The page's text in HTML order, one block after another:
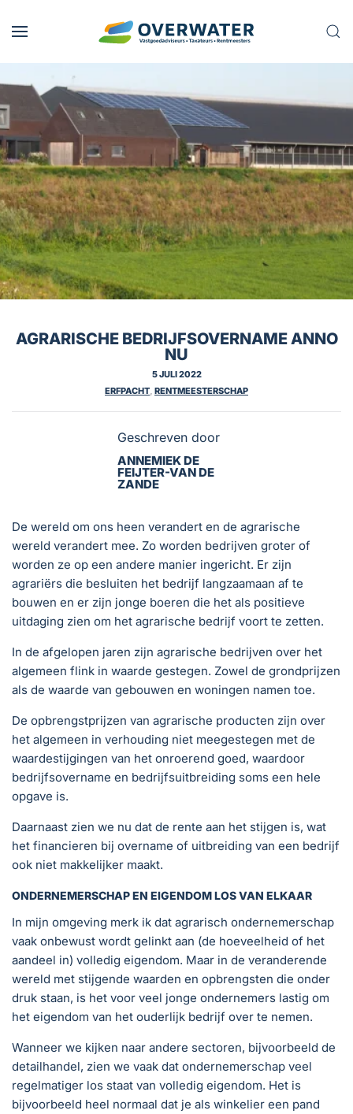
Skip to main content
AGRARISCHE BEDRIJFSOVERNAME ANNO
NU
5 JULI 2022
ERFPACHT, RENTMEESTERSCHAP
Geschreven door
ANNEMIEK DE
FEIJTER-VAN DE
ZANDE
De wereld om ons heen verandert en de agrarische
wereld verandert mee. Zo worden bedrijven groter of
worden ze op een andere manier ingericht. Er zijn
agrariërs die besluiten het bedrijf langzaamaan af te
bouwen en er zijn jonge boeren die het als positieve
uitdaging zien om het agrarische bedrijf voort te zetten.
In de afgelopen jaren zijn agrarische bedrijven over het
algemeen flink in waarde gestegen. Zowel de grondprijzen
als de waarde van gebouwen en woningen namen toe.
De opbrengstprijzen van agrarische producten zijn over
het algemeen in verhouding niet meegestegen met de
waardestijgingen van het onroerend goed, waardoor
bedrijfsovername en bedrijfsuitbreiding soms een hele
opgave is.
Daarnaast zien we nu dat de rente aan het stijgen is, wat
het financieren bij overname of uitbreiding van een bedrijf
ook niet makkelijker maakt.
ONDERNEMERSCHAP EN EIGENDOM LOS VAN ELKAAR
In mijn omgeving merk ik dat agrarisch ondernemerschap
vaak onbewust wordt gelinkt aan (de hoeveelheid of het
aandeel in) volledig eigendom. Maar in de veranderende
wereld met stijgende waarden en opbrengsten die onder
druk staan, is het voor veel jonge ondernemers lastig om
het eigendom van het ouderlijk bedrijf over te nemen.
Wanneer we kijken naar andere sectoren, bijvoorbeeld de
detailhandel, zien we vaak dat ondernemerschap veel
regelmatiger los staat van volledig eigendom. Het is
bijvoorbeeld heel normaal dat je als winkelier een pand